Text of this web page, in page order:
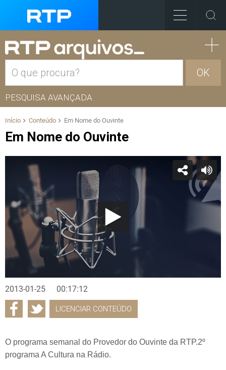
OK
PESQUISA AVANÇADA
Início Conteúdo Em Nome do Ouvinte
Em Nome do Ouvinte
2013-01-25 00:17:12
LICENCIAR CONTEÚDO
O programa semanal do Provedor do Ouvinte da RTP.2º
programa A Cultura na Rádio.